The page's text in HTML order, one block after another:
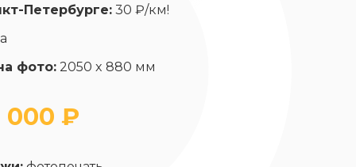
Петербурге: 30 ₽/км!
фото: 2050 x 880 мм
000 ₽